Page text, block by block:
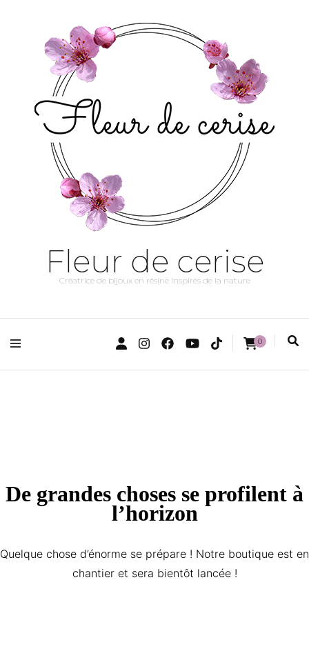
Fleur de cerise
Créatrice de bijoux en résine inspirés de la nature
0
De grandes choses se profilent à
l’horizon
Quelque chose d’énorme se prépare ! Notre boutique est en
chantier et sera bientôt lancée !